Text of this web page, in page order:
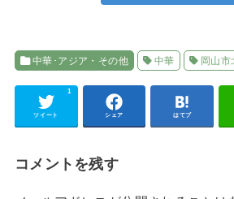
中華･アジア・その他 中華 岡山市
ツイート
1
シェア はてブ
コメントを残す